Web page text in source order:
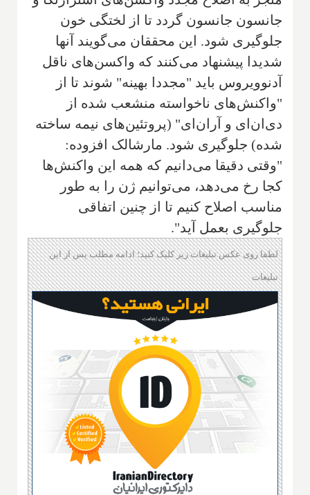
جانسون جانسون گردد تا از لختگی خون
جلوگیری شود. این محققان می‌گویند آنها
شدیدا پیشنهاد می‌كنند كه واكسن‌های ناقل
آدنوویروس باید "مجددا بهینه" شوند تا از
"واكنش‌های ناخواسته منشعب شده از
دی‌ان‌ای و آر‌ان‌ای" (پروتئین‌های نیمه ساخته
شده) جلوگیری شود. مارشالک افزوده:
"وقتی دقیقا می‌دانیم که همه این واکنش‌ها
کجا رخ می‌دهد، می‌توانیم ژن را به طور
مناسب اصلاح کنیم تا از چنین اتفاقی
جلوگیری بعمل آید".
لطفا روی عکس تبلیغات زیر کلیک کنید؛ ادامه مطلب پس از این
تبلیغات